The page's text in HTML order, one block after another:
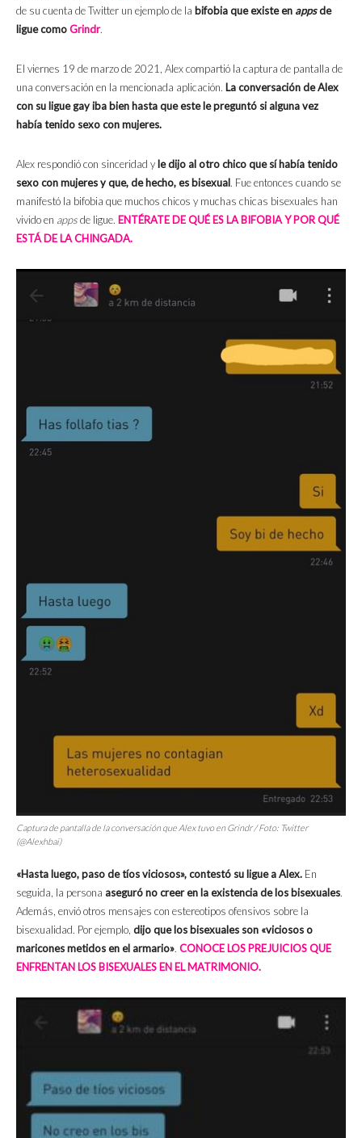
de su cuenta de Twitter un ejemplo de la bifobia que existe en appsde
ligue comoGrindr.
El viernes 19 de marzo de 2021, Alex compartió la captura de pantalla de
una conversación en la mencionada aplicación. La conversación de Alex
con su ligue gay iba bien hasta que este le preguntó si alguna vez
había tenido sexo con mujeres.
Alex respondió con sinceridad y le dijo al otro chico que sí había tenido
sexo con mujeres y que, de hecho, es bisexual. Fue entonces cuando se
manifestó la bifobia que muchos chicos y muchas chicas bisexuales han
vivido en appsde ligue. ENTÉRATE DE QUÉ ES LA BIFOBIA Y POR QUÉ
ESTÁ DE LA CHINGADA.
Captura de pantalla de la conversación que Alex tuvo en Grindr / Foto: Twitter
(@Alexhbai)
«Hasta luego, paso de tíos viciosos», contestó su ligue a Alex. En
seguida, la persona aseguró no creer en la existencia de los bisexuales.
Además, envió otros mensajes con estereotipos ofensivos sobre la
bisexualidad. Por ejemplo, dijo que los bisexuales son «viciosos o
maricones metidos en el armario». CONOCE LOS PREJUICIOS QUE
ENFRENTAN LOS BISEXUALES EN EL MATRIMONIO.